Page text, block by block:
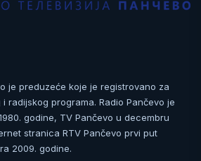
je preduzeće koje je registrovano za
radijskog programa. Radio Pančevo je
godine, TV Pančevo u decembru
stranica RTV Pančevo prvi put
2009. godine.